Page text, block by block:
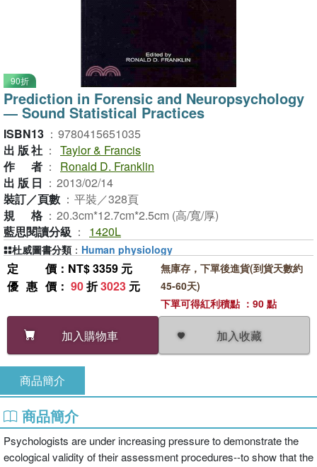
90折
Prediction in Forensic and Neuropsychology
― Sound Statistical Practices
ISBN13 ： 9780415651035
出版社 ： Taylor & Francis
作者 ：
Ronald D. Franklin
出版日 ： 2013/02/14
裝訂／頁數 ： 平裝／328頁
規格 ： 20.3cm*12.7cm*2.5cm (高/寬/厚)
藍思閱讀分級 ： 1420L
定價 ：NT$ 3359 元
優惠價 ： 90折3023 元
加入購物車 加入收藏
無庫存，下單後進貨(到貨天數約
45-60天)
下單可得紅利積點 ：90 點
杜威圖書分類 ： Human physiology
商品簡介
商品簡介
Psychologists are under increasing pressure to demonstrate the
ecological validity of their assessment procedures--to show that the